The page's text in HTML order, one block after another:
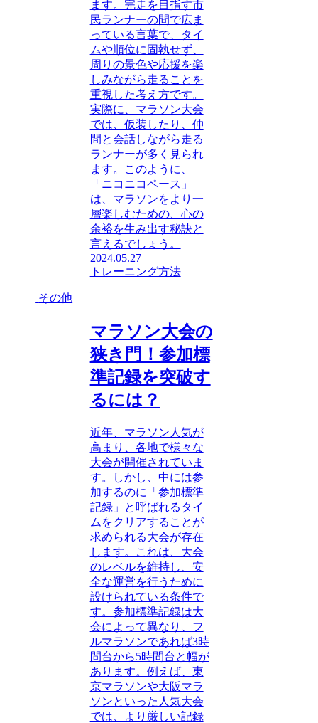
ます。完走を目指す市
民ランナーの間で広ま
っている言葉で、タイ
ムや順位に固執せず、
周りの景色や応援を楽
しみながら走ることを
重視した考え方です。
実際に、マラソン大会
では、仮装したり、仲
間と会話しながら走る
ランナーが多く見られ
ます。このように、
「ニコニコペース」
は、マラソンをより一
層楽しむための、心の
余裕を生み出す秘訣と
言えるでしょう。
2024.05.27
トレーニング方法
その他
マラソン大会の
狭き門！参加標
準記録を突破す
るには？
近年、マラソン人気が
高まり、各地で様々な
大会が開催されていま
す。しかし、中には参
加するのに「参加標準
記録」と呼ばれるタイ
ムをクリアすることが
求められる大会が存在
します。これは、大会
のレベルを維持し、安
全な運営を行うために
設けられている条件で
す。参加標準記録は大
会によって異なり、フ
ルマラソンであれば3時
間台から5時間台と幅が
あります。例えば、東
京マラソンや大阪マラ
ソンといった人気大会
では、より厳しい記録